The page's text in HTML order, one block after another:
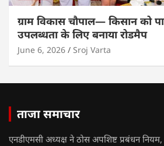
ग्राम विकास चौपाल— किसान को
उपलब्धता के लिए बनाया रोडमैप
June 6, 2026 Sroj Varta
ताजा समाचार
एनडीएमसी अध्यक्ष ने ठोस अपशिष्ट प्रबंधन